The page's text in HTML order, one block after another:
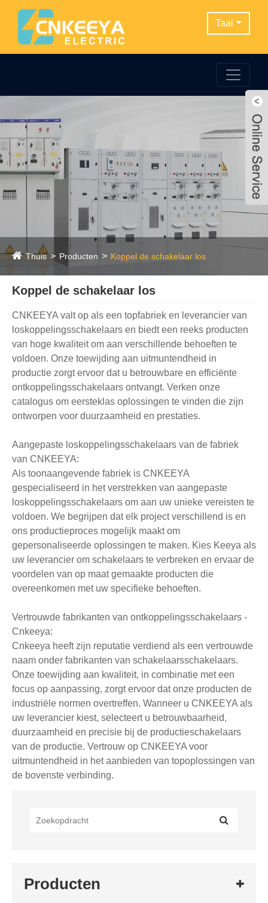
Taal
Thuis Producten Koppel de schakelaar los
Koppel de schakelaar los
CNKEEYA valt op als een topfabriek en leverancier van
loskoppelingsschakelaars en biedt een reeks producten
van hoge kwaliteit om aan verschillende behoeften te
voldoen. Onze toewijding aan uitmuntendheid in
productie zorgt ervoor dat u betrouwbare en efficiënte
ontkoppelingsschakelaars ontvangt. Verken onze
catalogus om eersteklas oplossingen te vinden die zijn
ontworpen voor duurzaamheid en prestaties.
Aangepaste loskoppelingsschakelaars van de fabriek
van CNKEEYA:
Als toonaangevende fabriek is CNKEEYA
gespecialiseerd in het verstrekken van aangepaste
loskoppelingsschakelaars om aan uw unieke vereisten te
voldoen. We begrijpen dat elk project verschillend is en
ons productieproces mogelijk maakt om
gepersonaliseerde oplossingen te maken. Kies Keeya als
uw leverancier om schakelaars te verbreken en ervaar de
voordelen van op maat gemaakte producten die
overeenkomen met uw specifieke behoeften.
Vertrouwde fabrikanten van ontkoppelingsschakelaars -
Cnkeeya:
Cnkeeya heeft zijn reputatie verdiend als een vertrouwde
naam onder fabrikanten van schakelaarsschakelaars.
Onze toewijding aan kwaliteit, in combinatie met een
focus op aanpassing, zorgt ervoor dat onze producten de
industriële normen overtreffen. Wanneer u CNKEEYA als
uw leverancier kiest, selecteert u betrouwbaarheid,
duurzaamheid en precisie bij de productieschakelaars
van de productie. Vertrouw op CNKEEYA voor
uitmuntendheid in het aanbieden van topoplossingen van
de bovenste verbinding.
Producten